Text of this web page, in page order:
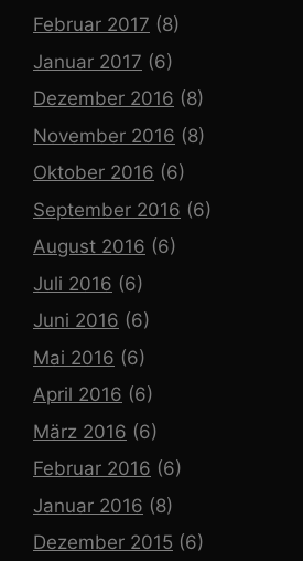
Februar 2017 (8)
Januar 2017 (6)
Dezember 2016 (8)
November 2016 (8)
Oktober 2016 (6)
September 2016 (6)
August 2016 (6)
Juli 2016 (6)
Juni 2016 (6)
Mai 2016 (6)
April 2016 (6)
März 2016 (6)
Februar 2016 (6)
Januar 2016 (8)
Dezember 2015 (6)